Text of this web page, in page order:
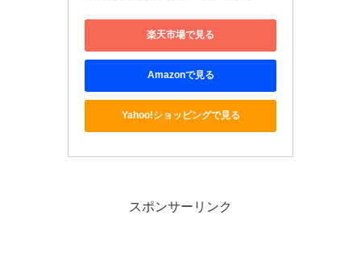
楽天市場で見る
Amazonで見る
Yahoo!ショッピングで見る
スポンサーリンク